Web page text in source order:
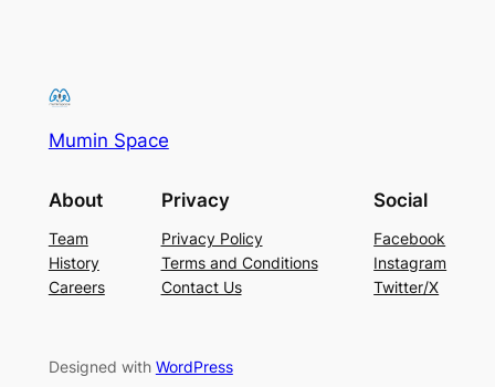
Mumin Space
About
Team
History
Careers
Privacy
Privacy Policy
Terms and Conditions
Contact Us
Social
Facebook
Instagram
Twitter/X
Designed with WordPress